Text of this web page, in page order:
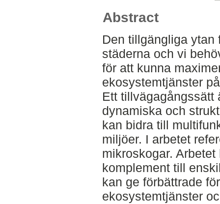
Abstract
Den tillgängliga ytan
städerna och vi
för att kunna
ekosystemtjänster
Ett tillvägagångssätt
dynamiska och
kan bidra till
miljöer. I arbetet
mikroskogar.
komplement till
kan ge förbättrade
ekosystemtjänster